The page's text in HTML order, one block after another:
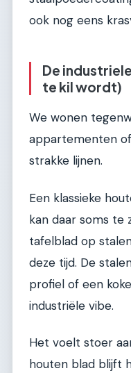
ook nog eens
De
te kil wordt)
We wonen
appartementen
strakke lijnen.
Een klassieke
kan daar soms te
tafelblad op
deze tijd. De
profiel of een
industriële vibe.
Het voelt stoer
houten blad blijft